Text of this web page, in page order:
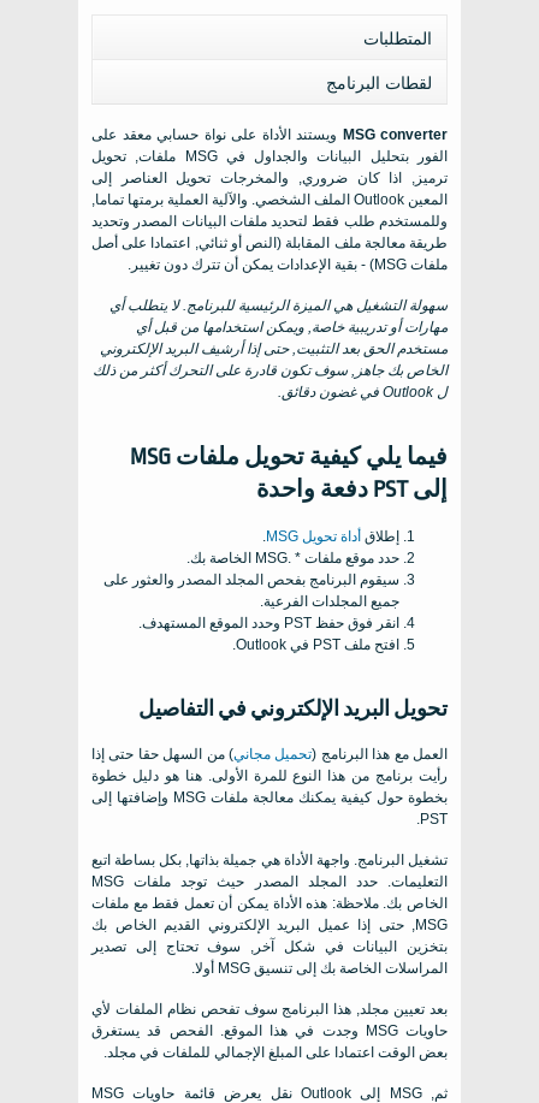
المتطلبات
لقطات البرنامج
MSG converter ويستند الأداة على نواة حسابي معقد على
الفور بتحليل البيانات والجداول فيMSG
ملفات, تحويل
ترميز, اذا كان ضروري, والمخرجات تحويل العناصر إلى
المعين Outlook الملف الشخصي. والآلية العملية برمتها تماما,
وللمستخدم طلب فقط لتحديد ملفات البيانات المصدر وتحديد
طريقة معالجة ملف المقابلة (النص أو ثنائي, اعتمادا على أصل
ملفات MSG) - بقية الإعدادات يمكن أن تترك دون تغيير.
سهولة التشغيل هي الميزة الرئيسية للبرنامج. لا يتطلب أي
مهارات أو تدريبية خاصة, ويمكن استخدامها من قبل أي
مستخدم الحق بعد التثبيت, حتى إذا أرشيف البريد الإلكتروني
الخاص بك جاهز, سوف تكون قادرة على التحرك أكثر من ذلك
لOutlook في غضون دقائق.
فيما يلي كيفية تحويل ملفات MSG
إلى PST دفعة واحدة
إطلاق أداة تحويل MSG
حدد موقع ملفات * .MSG الخاصة بك.
سيقوم البرنامج بفحص المجلد المصدر والعثور على
جميع المجلدات الفرعية.
انقر فوق حفظ PST وحدد الموقع المستهدف.
افتح ملف PST في Outlook.
تحويل البريد الإلكتروني في التفاصيل
العمل مع هذا البرنامج (تحميل مجاني) من السهل حقا حتى إذا
رأيت برنامج من هذا النوع للمرة الأولى. هنا هو دليل خطوة
بخطوة حول كيفية يمكنك معالجة ملفات MSG وإضافتها إلى
PST.
تشغيل البرنامج. واجهة الأداة هي جميلة بذاتها, بكل بساطة اتبع
التعليمات. حدد المجلد المصدر حيث توجد ملفات MSG
الخاص بك. ملاحظة: هذه الأداة يمكن أن تعمل فقط مع ملفات
MSG, حتى إذا عميل البريد الإلكتروني القديم الخاص بك
بتخزين البيانات في شكل آخر, سوف تحتاج إلى تصدير
المراسلات الخاصة بك إلى تنسيق MSG أولا.
بعد تعيين مجلد, هذا البرنامج سوف تفحص نظام الملفات لأي
حاويات MSG وجدت في هذا الموقع. الفحص قد يستغرق
بعض الوقت اعتمادا على المبلغ الإجمالي للملفات في مجلد.
ثم, MSG إلى Outlook نقل يعرض قائمة حاويات MSG